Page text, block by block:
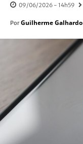
09/06/2026 - 14h59
Por Guilherme Galhardo